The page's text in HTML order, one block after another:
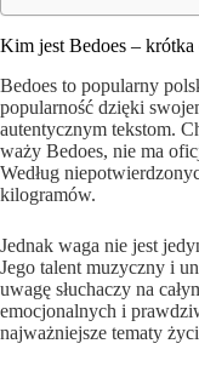
Kim jest Bedoes –
Bedoes to popularny
popularność dzięki
autentycznym tekstom.
waży Bedoes, nie ma
Według
kilogramów.
Jednak waga nie jest
Jego talent muzyczny i
uwagę słuchaczy na
emocjonalnych i
najważniejsze tematy